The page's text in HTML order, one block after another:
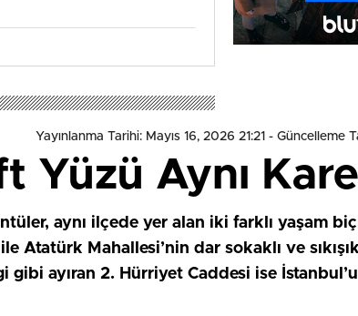
Yayınlanma Tarihi: Mayıs 16, 2026 21:21 - Güncelleme
Yüzü Aynı
aynı ilçede yer alan iki farklı yaşam
Mahallesi’nin dar sokaklı ve sıkışık
ayıran 2. Hürriyet Caddesi ise